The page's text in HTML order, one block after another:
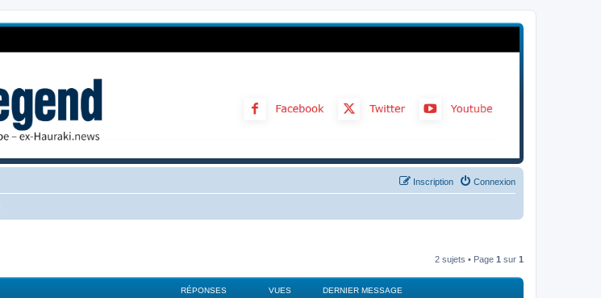
Connexion
Inscription
2 sujets • Page 1 sur 1
RÉPONSES VUES DERNIER MESSAGE